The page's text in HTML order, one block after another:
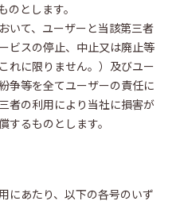
とします。
いて、ユーザーと当該第三者
ビスの停止、中止又は廃止等
れに限りません。）及びユー
争等を全てユーザーの責任に
者の利用により当社に損害が
するものとします。
にあたり、以下の各号のいず